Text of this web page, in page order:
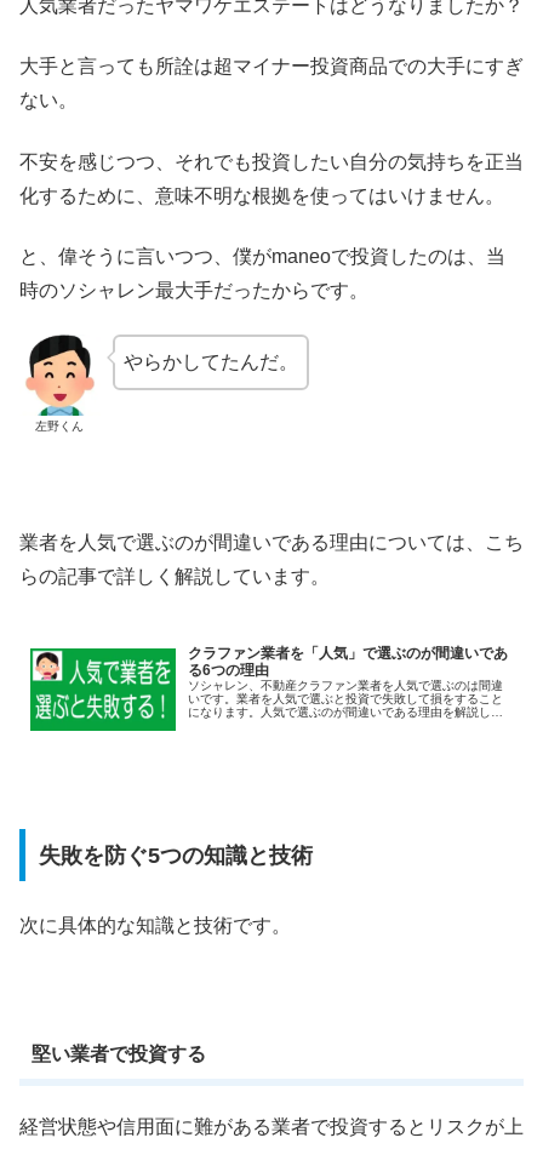
人気業者だったヤマワケエステートはどうなりましたか？
大手と言っても所詮は超マイナー投資商品での大手にすぎ
ない。
不安を感じつつ、それでも投資したい自分の気持ちを正当
化するために、意味不明な根拠を使ってはいけません。
と、偉そうに言いつつ、僕がmaneoで投資したのは、当
時のソシャレン最大手だったからです。
左野くん
やらかしてたんだ。
業者を人気で選ぶのが間違いである理由については、こち
らの記事で詳しく解説しています。
クラファン業者を「人気」で選ぶのが間違いであ
る6つの理由
ソシャレン、不動産クラファン業者を人気で選ぶのは間違
いです。業者を人気で選ぶと投資で失敗して損をすること
になります。人気で選ぶのが間違いである理由を解説しま
失敗を防ぐ5つの知識と技術
次に具体的な知識と技術です。
堅い業者で投資する
経営状態や信用面に難がある業者で投資するとリスクが上